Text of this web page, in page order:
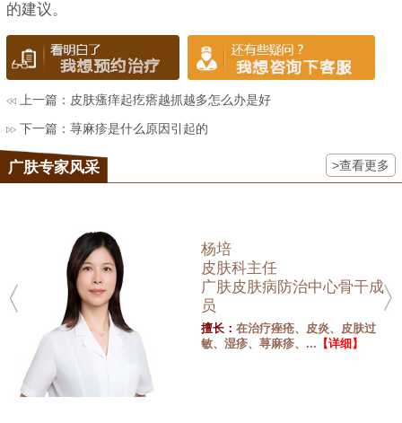
的建议。
上一篇： 皮肤瘙痒起疙瘩越抓越多怎么办是好
下一篇：荨麻疹是什么原因引起的
广肤专家风采 >查看更多
杨培
皮肤科主任
广肤皮肤病防治中心骨干成
员
擅长：在治疗痤疮、皮炎、皮肤过
敏、湿疹、荨麻疹、... 【详细】